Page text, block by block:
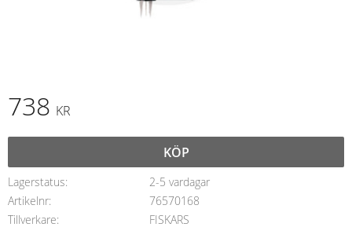
738 KR
KÖP
Lagerstatus
2-5 vardagar
Artikelnr
76570168
Tillverkare
FISKARS